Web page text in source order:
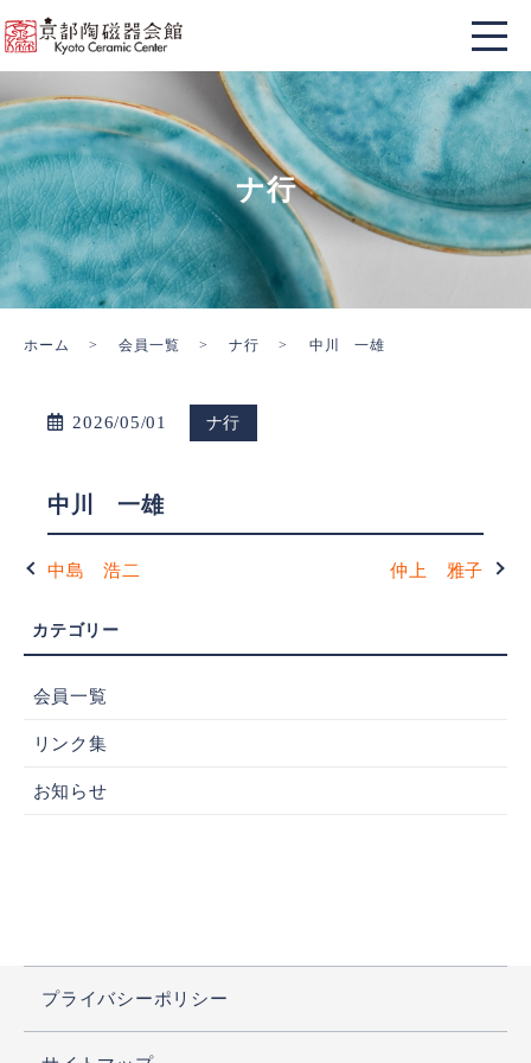
ナ行
ホーム 会員一覧 ナ行 中川 一雄
2026/05/01 ナ行
中川 一雄
中島 浩二 仲上 雅子
会員一覧
リンク集
お知らせ
プライバシーポリシー